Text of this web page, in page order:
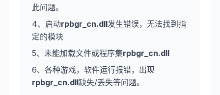
此问题。
4、启动rpbgr_cn.dll发生错误，无法找到指
定的模块
5、未能加载文件或程序集rpbgr_cn.dll
6、各种游戏，软件运行报错，出现
rpbgr_cn.dll缺失/丢失等问题。